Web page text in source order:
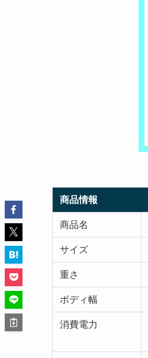
商品情報
商品名
サイズ
重さ
ボディ幅
消費電力